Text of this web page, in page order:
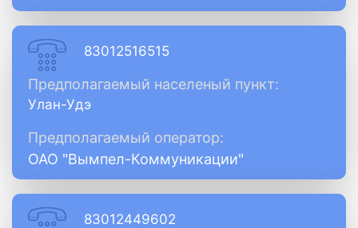
83012516515
Предполагаемый населеный пункт:
Улан-Удэ
Предполагаемый оператор:
ОАО "Вымпел-Коммуникации"
83012449602